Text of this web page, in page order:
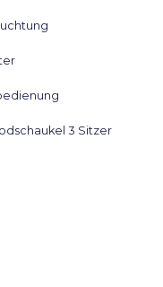
3 Sitzer